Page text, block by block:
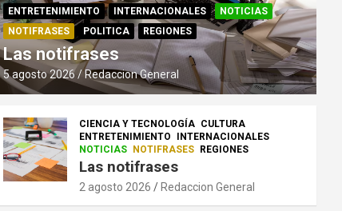
ENTRETENIMIENTO
INTERNACIONALES
NOTICIAS
NOTIFRASES
POLITICA REGIONES
Las notifrases
5 agosto 2026 Redaccion General
CIENCIA Y TECNOLOGÍA CULTURA
ENTRETENIMIENTO
INTERNACIONALES
NOTICIAS
NOTIFRASES REGIONES
Las notifrases
2 agosto 2026 Redaccion General